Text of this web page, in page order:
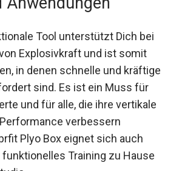
Anwendungen
Tool unterstützt Dich bei
Explosivkraft und ist somit
in denen schnelle und
gefordert sind. Es ist ein
Begeisterte und für alle, die
und Performance
Die Suprfit Plyo Box eignet
für funktionelles Training